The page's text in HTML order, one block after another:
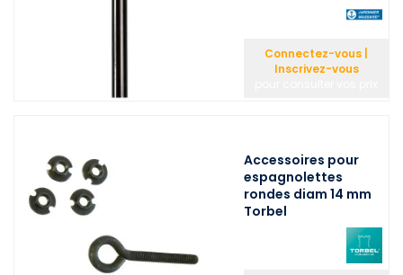
Connectez-vous |
Inscrivez-vous
Accessoires pour
espagnolettes
rondes diam 14 mm
Torbel